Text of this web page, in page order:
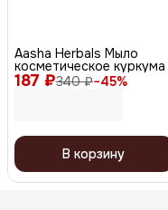
187 ₽340 ₽−45%
Aasha Herbals Мыло
косметическое куркума
В корзину